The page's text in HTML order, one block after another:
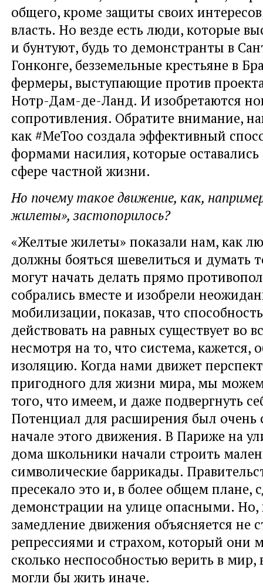
общего, кроме защиты своих
власть. Но везде есть люди, которые
и бунтуют, будь то демонстранты в
Гонконге, безземельные крестьяне в
фермеры, выступающие против
Нотр-Дам-де-Ланд. И изобретаются
сопротивления. Обратите внимание,
как #MeToo создала эффективный
формами насилия, которые
сфере частной жизни.
Но почему такое движение, как,
жилеты», застопорилось?
«Желтые жилеты» показали нам, как
должны бояться шевелиться и думать
могут начать делать прямо
собрались вместе и изобрели
мобилизации, показав, что
действовать на равных существует во
несмотря на то, что система, кажется,
изоляцию. Когда нами движет
пригодного для жизни мира, мы можем
того, что имеем, и даже подвергнуть
Потенциал для расширения был очень
начале этого движения. В Париже на
дома школьники начали строить
символические баррикады.
пресекало это и, в более общем плане,
демонстрации на улице опасными. Но,
замедление движения объясняется не
репрессиями и страхом, который они
сколько неспособностью верить в
могли бы жить иначе.